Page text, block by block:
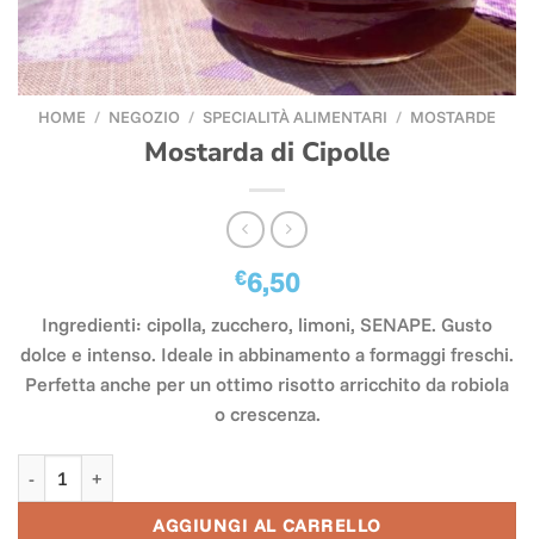
HOME / NEGOZIO / SPECIALITÀ ALIMENTARI / MOSTARDE
Mostarda di Cipolle
€6,50
Ingredienti: cipolla, zucchero, limoni, SENAPE. Gusto
dolce e intenso. Ideale in abbinamento a formaggi freschi.
Perfetta anche per un ottimo risotto arricchito da robiola
o crescenza.
AGGIUNGI AL CARRELLO